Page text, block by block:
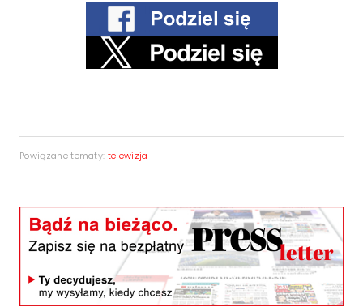
Powiązane tematy: telewizja